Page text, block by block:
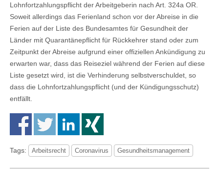
Lohnfortzahlungspflicht der Arbeitgeberin nach Art. 324a OR.
Soweit allerdings das Ferienland schon vor der Abreise in die
Ferien auf der Liste des Bundesamtes für Gesundheit der
Länder mit Quarantänepflicht für Rückkehrer stand oder zum
Zeitpunkt der Abreise aufgrund einer offiziellen Ankündigung zu
erwarten war, dass das Reiseziel während der Ferien auf diese
Liste gesetzt wird, ist die Verhinderung selbstverschuldet, so
dass die Lohnfortzahlungspflicht (und der Kündigungsschutz)
entfällt.
Tags: Arbeitsrecht Coronavirus Gesundheitsmanagement